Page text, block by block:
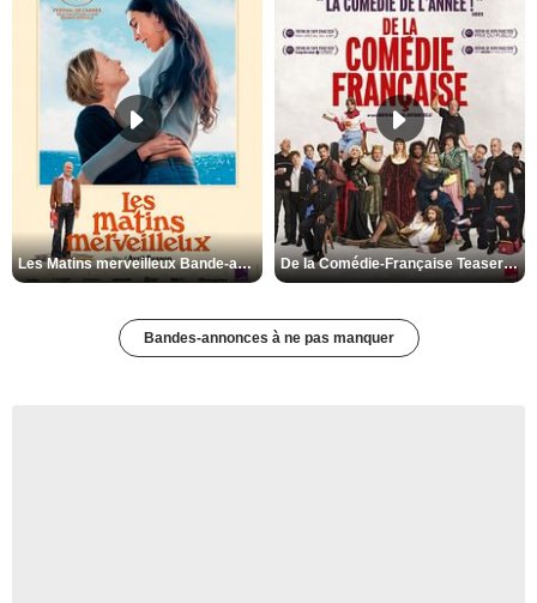
Les Matins merveilleux Bande-annonce VF De la Comédie-Française Teaser VF
Bandes-annonces à ne pas manquer